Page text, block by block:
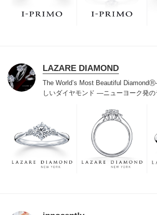
LAZARE DIAMOND
The World’s Most Beautiful DiamondⓇ
しいダイヤモンド ―ニューヨーク発の
られ120年を超えた今もなおダイヤモ
にこだわり続けています。私たちの願
わらないワン＆オンリーの輝きを幸せ
つも、ずっと、身に着けていただくこ